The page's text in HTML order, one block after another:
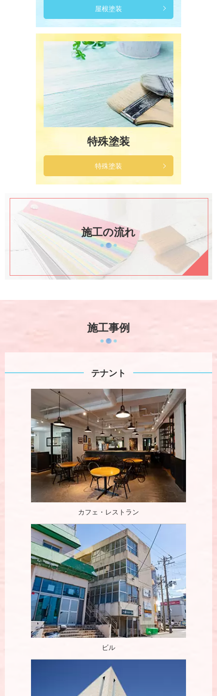
屋根塗装
特殊塗装
特殊塗装
施工の流れ
施工事例
テナント
カフェ・レストラン
ビル